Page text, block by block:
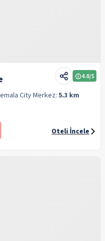
4.8/5
CityMerkez: 5.3 km
Oteli İncele